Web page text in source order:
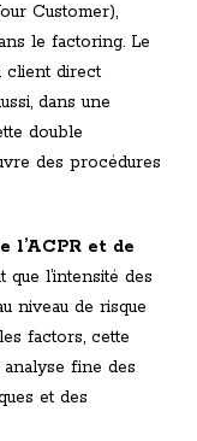
Customer),
le factoring. Le
client direct
dans une
double
des procédures
l’ACPR et de
l’intensité des
niveau de risque
factors, cette
fine des
et des